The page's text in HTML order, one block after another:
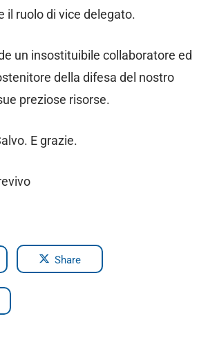
il ruolo di vice delegato.
un insostituibile collaboratore ed
della difesa del nostro
preziose risorse.
E grazie.
Share